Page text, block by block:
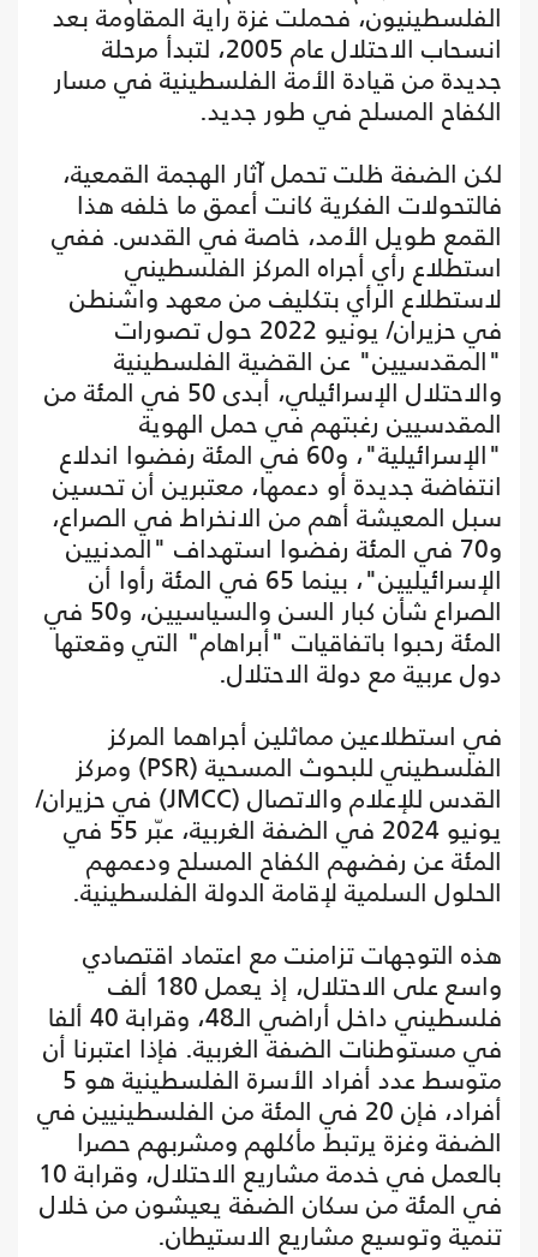
الفلسطينيون، فحملت غزة راية المقاومة بعد
انسحاب الاحتلال عام 2005، لتبدأ مرحلة
جديدة من قيادة الأمة الفلسطينية في مسار
الكفاح المسلح في طور جديد.
لكن الضفة ظلت تحمل آثار الهجمة القمعية،
فالتحولات الفكرية كانت أعمق ما خلفه هذا
القمع طويل الأمد، خاصة في القدس. ففي
استطلاع رأي أجراه المركز الفلسطيني
لاستطلاع الرأي بتكليف من معهد واشنطن
في حزيران/ يونيو 2022 حول تصورات
"المقدسيين" عن القضية الفلسطينية
والاحتلال الإسرائيلي، أبدى 50 في المئة من
المقدسيين رغبتهم في حمل الهوية
"الإسرائيلية"، و60 في المئة رفضوا اندلاع
انتفاضة جديدة أو دعمها، معتبرين أن تحسين
سبل المعيشة أهم من الانخراط في الصراع،
و70 في المئة رفضوا استهداف "المدنيين
الإسرائيليين"، بينما 65 في المئة رأوا أن
الصراع شأن كبار السن والسياسيين، و50 في
المئة رحبوا باتفاقيات "أبراهام" التي وقعتها
دول عربية مع دولة الاحتلال.
في استطلاعين مماثلين أجراهما المركز
الفلسطيني للبحوث المسحية (PSR) ومركز
القدس للإعلام والاتصال (JMCC) في حزيران/
يونيو 2024 في الضفة الغربية، عبّر 55 في
المئة عن رفضهم الكفاح المسلح ودعمهم
الحلول السلمية لإقامة الدولة الفلسطينية.
هذه التوجهات تزامنت مع اعتماد اقتصادي
واسع على الاحتلال، إذ يعمل 180 ألف
فلسطيني داخل أراضي الـ48، وقرابة 40 ألفا
في مستوطنات الضفة الغربية. فإذا اعتبرنا أن
متوسط عدد أفراد الأسرة الفلسطينية هو 5
أفراد، فإن 20 في المئة من الفلسطينيين في
الضفة وغزة يرتبط مأكلهم ومشربهم حصرا
بالعمل في خدمة مشاريع الاحتلال، وقرابة 10
في المئة من سكان الضفة يعيشون من خلال
تنمية وتوسيع مشاريع الاستيطان.